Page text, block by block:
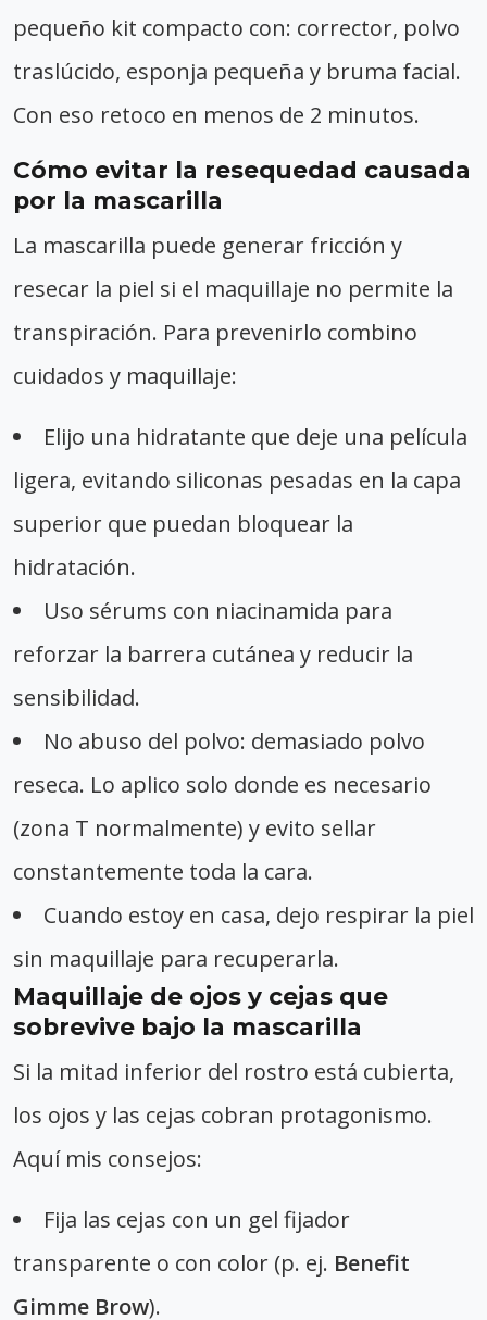
pequeño kit compacto con: corrector, polvo
traslúcido, esponja pequeña y bruma facial.
Con eso retoco en menos de 2 minutos.
Cómo evitar la resequedad causada
por la mascarilla
La mascarilla puede generar fricción y
resecar la piel si el maquillaje no permite la
transpiración. Para prevenirlo combino
cuidados y maquillaje:
Elijo una hidratante que deje una película
ligera, evitando siliconas pesadas en la capa
superior que puedan bloquear la
hidratación.
Uso sérums con niacinamida para
reforzar la barrera cutánea y reducir la
sensibilidad.
No abuso del polvo: demasiado polvo
reseca. Lo aplico solo donde es necesario
(zona T normalmente) y evito sellar
constantemente toda la cara.
Cuando estoy en casa, dejo respirar la piel
sin maquillaje para recuperarla.
Maquillaje de ojos y cejas que
sobrevive bajo la mascarilla
Si la mitad inferior del rostro está cubierta,
los ojos y las cejas cobran protagonismo.
Aquí mis consejos:
Fija las cejas con un gel fijador
transparente o con color (p. ej. Benefit
Gimme Brow).